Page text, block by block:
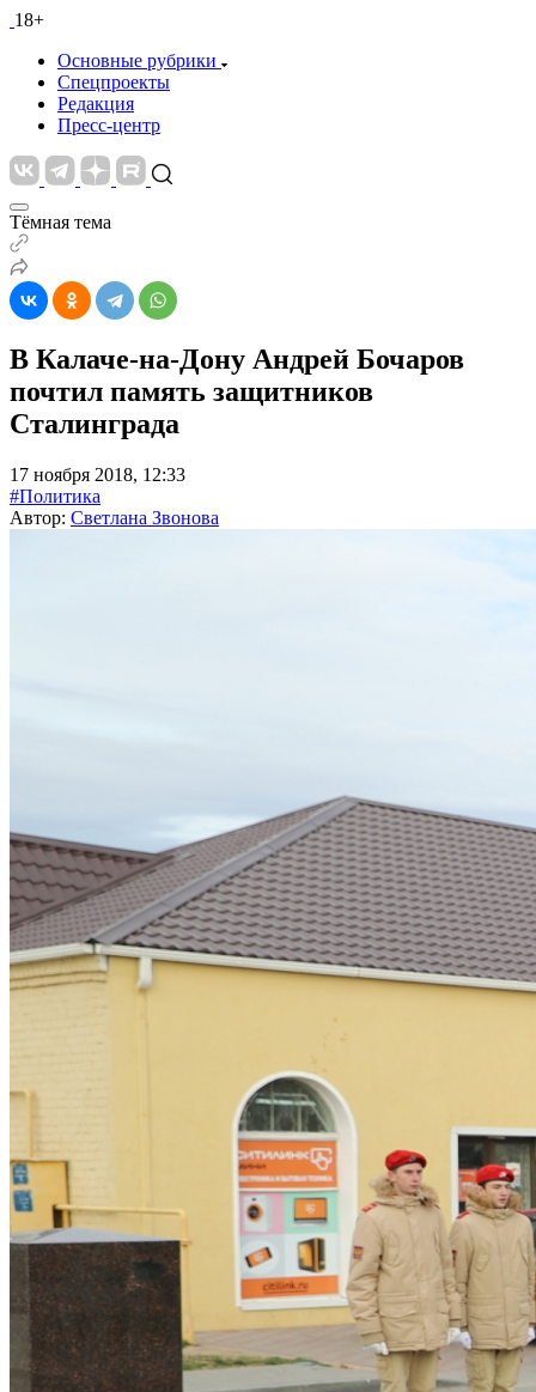
18+
Основные рубрики
Спецпроекты
Редакция
Пресс-центр
Тёмная тема
В Калаче-на-Дону Андрей Бочаров
почтил память защитников
Сталинграда
17 ноября 2018, 12:33
#Политика
Автор: Светлана Звонова